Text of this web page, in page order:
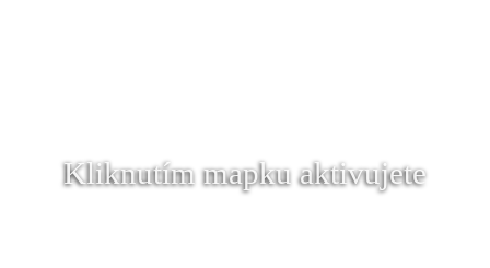
Kliknutím mapku aktivujete